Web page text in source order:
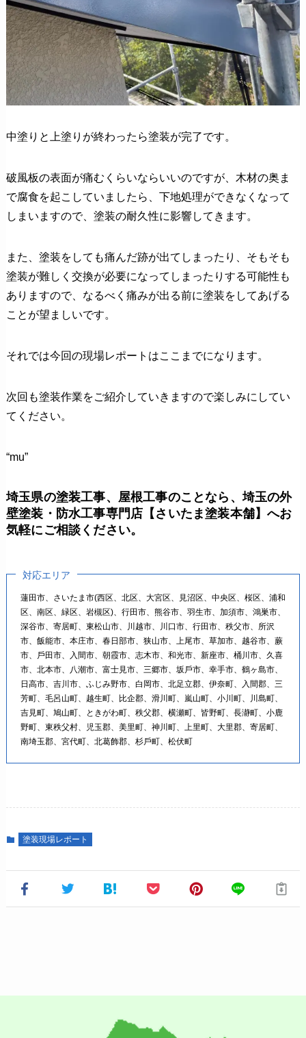
中塗りと上塗りが終わったら塗装が完了です。
破風板の表面が痛むくらいならいいのですが、木材の奥ま
で腐食を起こしていましたら、下地処理ができなくなって
しまいますので、塗装の耐久性に影響してきます。
また、塗装をしても痛んだ跡が出てしまったり、そもそも
塗装が難しく交換が必要になってしまったりする可能性も
ありますので、なるべく痛みが出る前に塗装をしてあげる
ことが望ましいです。
それでは今回の現場レポートはここまでになります。
次回も塗装作業をご紹介していきますので楽しみにしてい
てください。
“mu”
埼玉県の塗装工事、屋根工事のことなら、埼玉の外
壁塗装・防水工事専門店【さいたま塗装本舗】へお
気軽にご相談ください。
対応エリア
蓮⽥市、さいたま市(⻄区、北区、⼤宮区、⾒沼区、中央区、桜区、浦和
区、南区、緑区、岩槻区)、⾏⽥市、熊⾕市、⽻⽣市、加須市、鴻巣市、
深⾕市、寄居町、東松⼭市、川越市、川⼝市、⾏⽥市、秩⽗市、所沢
市、飯能市、本庄市、春⽇部市、狭⼭市、上尾市、草加市、越⾕市、蕨
市、⼾⽥市、⼊間市、朝霞市、志木市、和光市、新座市、桶川市、久喜
市、北本市、⼋潮市、富士⾒市、三郷市、坂⼾市、幸手市、鶴ヶ島市、
⽇⾼市、吉川市、ふじみ野市、⽩岡市、北足⽴郡、伊奈町、⼊間郡、三
芳町、⽑呂⼭町、越⽣町、⽐企郡、滑川町、嵐⼭町、⼩川町、川島町、
吉⾒町、鳩⼭町、ときがわ町、秩⽗郡、横瀬町、皆野町、⻑瀞町、⼩⿅
野町、東秩⽗村、児⽟郡、美⾥町、神川町、上⾥町、⼤⾥郡、寄居町、
南埼⽟郡、宮代町、北葛飾郡、杉⼾町、松伏町
塗装現場レポート